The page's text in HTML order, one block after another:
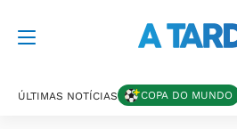
ÚLTIMAS NOTÍCIAS COPA DO MUNDO